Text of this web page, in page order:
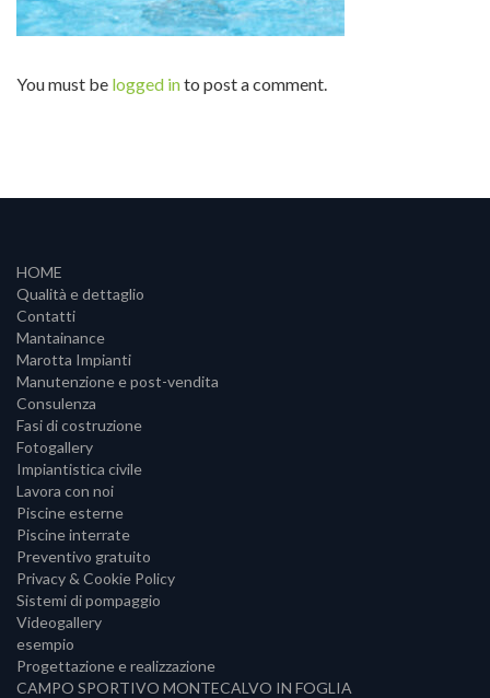
You must be logged into post a comment.
HOME
Qualità e dettaglio
Contatti
Mantainance
Marotta Impianti
Manutenzione e post-vendita
Consulenza
Fasi di costruzione
Fotogallery
Impiantistica civile
Lavora con noi
Piscine esterne
Piscine interrate
Preventivo gratuito
Privacy & Cookie Policy
Sistemi di pompaggio
Videogallery
esempio
Progettazione e realizzazione
CAMPO SPORTIVO MONTECALVO IN FOGLIA